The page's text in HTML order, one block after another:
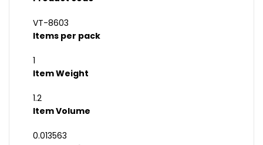
VT-8603
Items per pack
1
Item Weight
1.2
Item Volume
0.013563